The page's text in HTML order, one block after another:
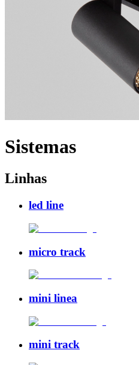
Sistemas
Linhas
led line
micro track
mini linea
mini track